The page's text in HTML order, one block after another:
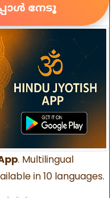
നേടൂ
. Multilingual
in 10 languages.